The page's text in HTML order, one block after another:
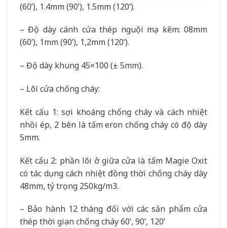
(60’), 1.4mm (90’), 1.5mm (120’).
– Độ dày cánh cửa thép nguội mạ kẽm: 08mm
(60’), 1mm (90’), 1,2mm (120’).
– Độ dày khung 45×100 (± 5mm).
– Lõi cửa chống cháy:
Kết cấu 1: sợi khoáng chống cháy và cách nhiệt
nhồi ép, 2 bên là tấm eron chống cháy có độ dày
5mm.
Kết cấu 2: phần lõi ở giữa cửa là tấm Magie Oxit
có tác dụng cách nhiệt đồng thời chống cháy dày
48mm, tỷ trọng 250kg/m3.
– Bảo hành 12 tháng đối với các sản phẩm cửa
thép thời gian chống cháy 60’, 90’, 120’